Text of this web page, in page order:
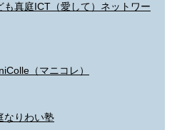
も真庭ICT（愛して）ネットワー
（マニコレ）
なりわい塾